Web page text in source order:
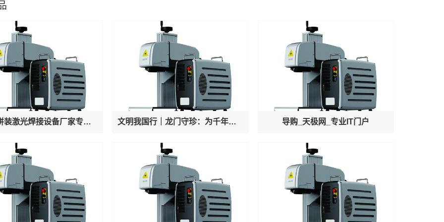
液冷板拼装激光焊接设备厂家专业出产AI服务器液冷阀焊接机 文明我国行｜龙门守珍：为千年石窟注入“数字生命力” 导购_天极网_专业IT门户